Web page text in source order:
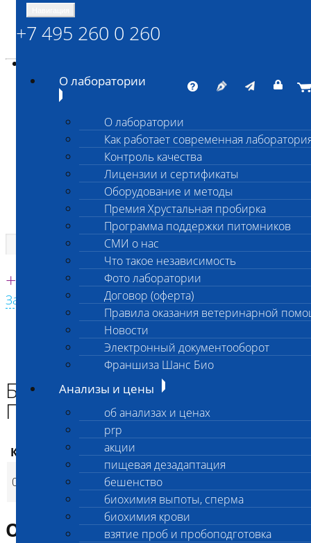
ШАНС БИО
Независимая ветеринарная лаборатория
Единая круглосуточная справочная
+7 495 260 0 260
Заказать звонок с сайта
+7 495 260 0 260
О лаборатории
О лаборатории
Как работает современная
Контроль качества
Лицензии и сертификаты
Оборудование и методы
Премия Хрустальная пробирка
Программа поддержки питомников
СМИ о нас
Что такое независимость
Фото лаборатории
Договор (оферта)
Правила оказания ветеринарной
Новости
Электронный документооборот
Франшиза Шанс Био
Анализы и цены
об анализах и ценах
prp
акции
пищевая дезадаптация
бешенство
биохимия выпоты, сперма
биохимия крови
взятие проб и пробоподготовка
Главная страница
Анализы и цены
ИНФЕКЦИИ И ИНВАЗИИ (ПЦР)
Боррелиоз (болезнь Лайма) ПЦР
Боррелиоз (болезнь Лайма)
ПЦР
Код Наименование услуг
Цена, руб.
002
Боррелиоз (болезнь
Лайма) ПЦР
Описание исследования